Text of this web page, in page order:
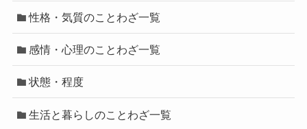
性格・気質のことわざ一覧
感情・心理のことわざ一覧
状態・程度
生活と暮らしのことわざ一覧